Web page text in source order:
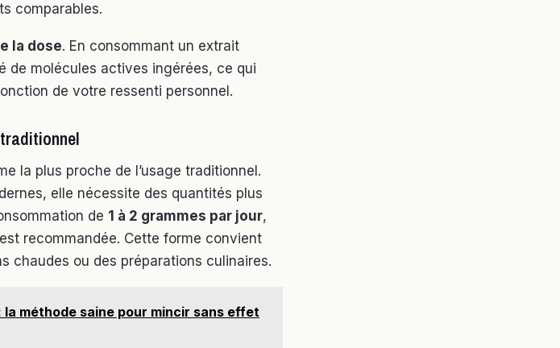
comparables.
la dose. En consommant un extrait
de molécules actives ingérées, ce qui
de votre ressenti personnel.
la plus proche de l’usage traditionnel.
elle nécessite des quantités plus
de 1 à 2 grammes par jour,
recommandée. Cette forme convient
chaudes ou des préparations culinaires.
la méthode saine pour mincir sans effet